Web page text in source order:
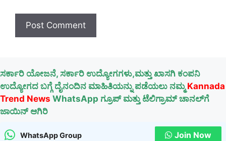
ಸರ್ಕಾರಿ ಯೋಜನೆ, ಸರ್ಕಾರಿ ಉದ್ಯೋಗಗಳು,ಮತ್ತು ಖಾಸಗಿ ಕಂಪನಿ
ಉದ್ಯೋಗದ ಬಗ್ಗೆ ದೈನಂದಿನ ಮಾಹಿತಿಯನ್ನು ಪಡೆಯಲು ನಮ್ಮKannada
Trend News WhatsApp ಗ್ರೂಪ್ ಮತ್ತು ಟೆಲಿಗ್ರಾಮ್ ಚಾನಲ್‌ಗೆ
ಜಾಯಿನ್ ಆಗಿರಿ
WhatsApp Group Join Now